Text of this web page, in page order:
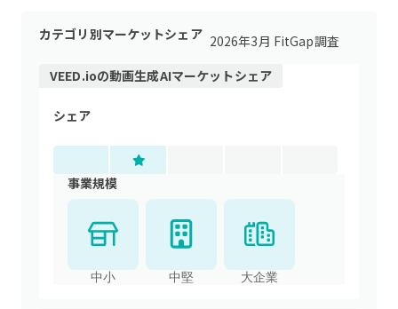
カテゴリ別マーケットシェア 2026年3月 FitGap調査
VEED.ioの動画生成AIマーケットシェア
シェア
事業規模
中小 中堅 大企業